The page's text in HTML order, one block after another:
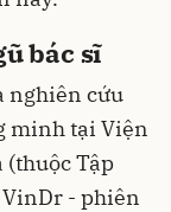
bác sĩ
nghiên cứu
minh tại Viện
Tập
- phiên